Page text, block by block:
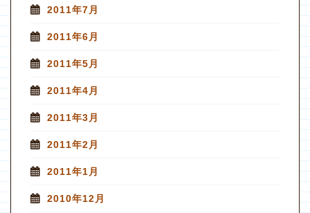
2011年7月
2011年6月
2011年5月
2011年4月
2011年3月
2011年2月
2011年1月
2010年12月